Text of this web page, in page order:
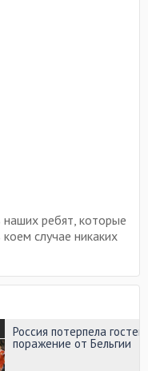
ребят, которые
случае никаких
Россия потерпела
поражение от Бельгии